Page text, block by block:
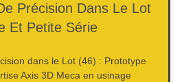
Précision Dans Le Lot
Et Petite Série
dans le Lot (46) : Prototype
Axis 3D Meca en usinage